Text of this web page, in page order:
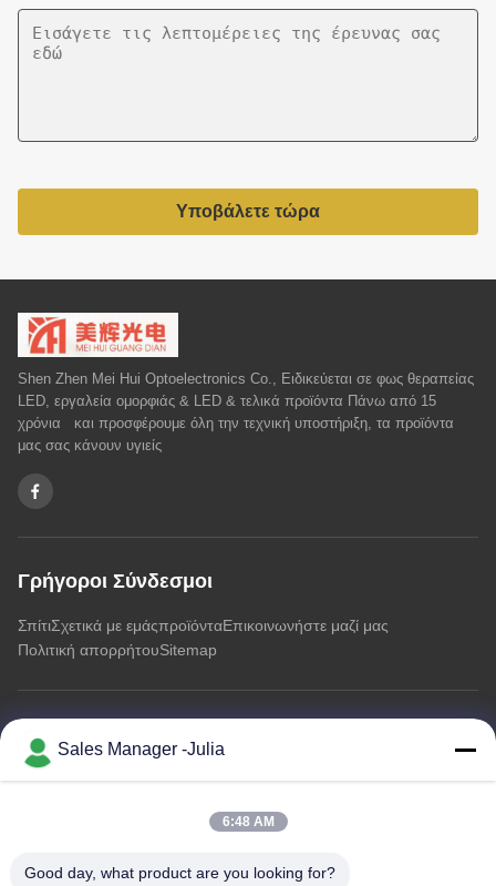
Υποβάλετε τώρα
Shen Zhen Mei Hui Optoelectronics Co., Ειδικεύεται σε φως θεραπείας
LED, εργαλεία ομορφιάς & LED & τελικά προϊόντα Πάνω από 15
χρόνια και προσφέρουμε όλη την τεχνική υποστήριξη, τα προϊόντα
μας σας κάνουν υγιείς
Γρήγοροι Σύνδεσμοι
ΣπίτιΣχετικά με εμάςπροϊόνταΕπικοινωνήστε μαζί μας
Πολιτική απορρήτουSitemap
Επικοινωνήστε μαζί μας
Διεύθυνση:: Πάτωμα 8/9, πρωτοποριακή περιοχή βιομηχανικών
Κοινότητα ShiLongZai, πόλη ShiYan, περιοχή BaoAn,
Sales Manager -Julia
6:48 AM
Good day, what product are you looking for?